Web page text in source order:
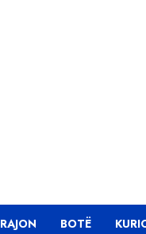
RAJON BOTË